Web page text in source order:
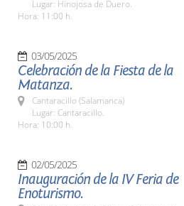
Lugar: Hinojosa de Duero.
Hora: 11:00 h.
03/05/2025
Celebración de la Fiesta de la
Matanza.
Cantaracillo (Salamanca)
Lugar: Cantaracillo.
Hora: 10:00 h.
02/05/2025
Inauguración de la IV Feria de
Enoturismo.